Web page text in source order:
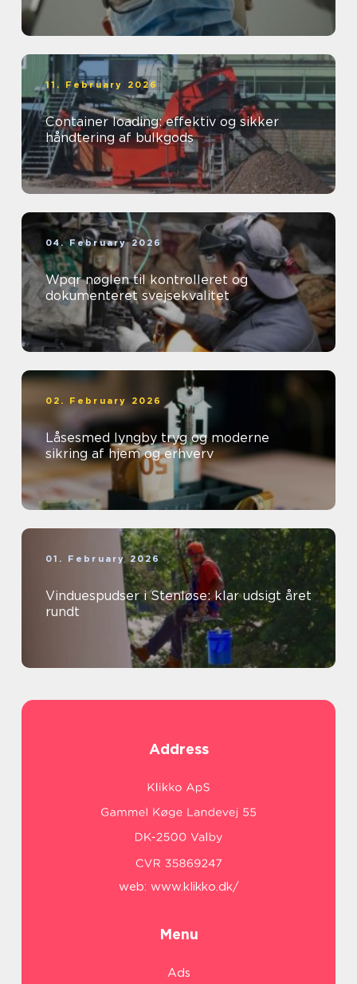
11. February 2026
Container loading: effektiv og sikker
håndtering af bulkgods
04. February 2026
Wpqr nøglen til kontrolleret og
dokumenteret svejsekvalitet
02. February 2026
Låsesmed lyngby tryg og moderne
sikring af hjem og erhverv
01. February 2026
Vinduespudser i Stenløse: klar udsigt året
rundt
Address
web: www.klikko.dk/
Menu
Ads